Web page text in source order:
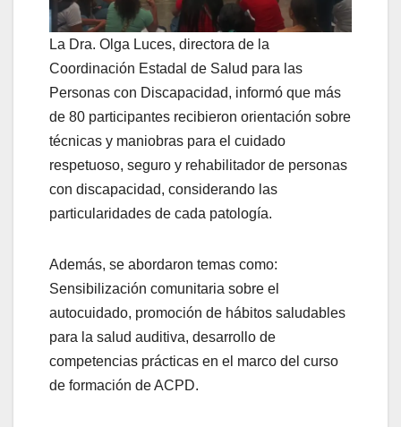
La Dra. Olga Luces, directora de la
Coordinación Estadal de Salud para las
Personas con Discapacidad, informó que más
de 80 participantes recibieron orientación sobre
técnicas y maniobras para el cuidado
respetuoso, seguro y rehabilitador de personas
con discapacidad, considerando las
particularidades de cada patología.
Además, se abordaron temas como:
Sensibilización comunitaria sobre el
autocuidado, promoción de hábitos saludables
para la salud auditiva, desarrollo de
competencias prácticas en el marco del curso
de formación de ACPD.